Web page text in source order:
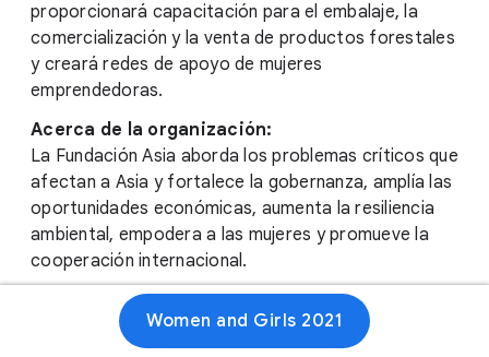
proporcionará capacitación para el embalaje, la
comercialización y la venta de productos forestales
y creará redes de apoyo de mujeres
emprendedoras.
Acerca de la organización:
La Fundación Asia aborda los problemas críticos que
afectan a Asia y fortalece la gobernanza, amplía las
oportunidades económicas, aumenta la resiliencia
ambiental, empodera a las mujeres y promueve la
cooperación internacional.
Women and Girls 2021